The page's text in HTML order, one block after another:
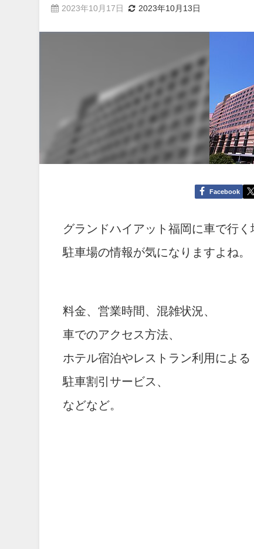
2023年10月17日 2023年10月13日
Facebook
グランドハイアット福岡に車で行く
駐車場の情報が気になりますよね。
料金、営業時間、混雑状況、
車でのアクセス方法、
ホテル宿泊やレストラン利用による
駐車割引サービス、
などなど。